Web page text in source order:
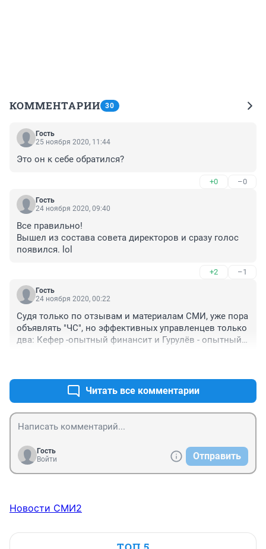
КОММЕНТАРИИ 30
Гость
25 ноября 2020, 11:44
Это он к себе обратился?
+0 –0
Гость
24 ноября 2020, 09:40
Все правильно!
Вышел из состава совета директоров и сразу голос
появился. lol
+2 –1
Гость
24 ноября 2020, 00:22
Судя только по отзывам и материалам СМИ, уже пора
объявлять "ЧС", но эффективных управленцев только
два: Кефер -опытный финансит и Гурулёв - опытный
Читать все комментарии
Гость
Войти
Отправить
Новости СМИ2